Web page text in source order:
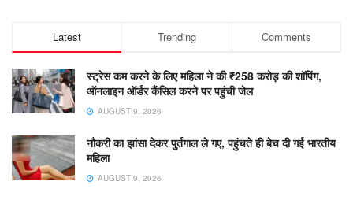
Latest Trending Comments
स्ट्रेस कम करने के लिए महिला ने की ₹258 करोड़ की शॉपिंग,
ऑनलाइन ऑर्डर कैंसिल करने पर पहुंची जेल
AUGUST 9, 2026
नौकरी का झांसा देकर पुर्तगाल ले गए, पहुंचते ही बेच दी गई भारतीय
महिला
AUGUST 9, 2026